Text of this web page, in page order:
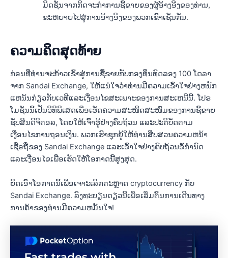
ມິດຊັ່ນຈາກກິດຈະກໍາການຊື້ຂາຍຂອງຜູ້ອ້າງອີງຂອງທ່ານ,
ຂະຫຍາຍໄປສູ່ການອ້າງອີງຂອງພວກເຂົາເຊັ່ນກັນ.
ຄວາມຄິດສຸດທ້າຍ
ກ່ອນທີ່ທ່ານຈະກ້າວເຂົ້າສູ່ການຊື້ຂາຍກັບກອງທຶນທົດລອງ 100 ໂດລາ
ຈາກ Sandai Exchange, ໃຫ້ແນ່ໃຈວ່າທ່ານມີຄວາມເຂົ້າໃຈຢ່າງຫນັກ
ແຫນ້ນກ່ຽວກັບເວທີແລະເງື່ອນໄຂສະເພາະຂອງການສະເຫນີນີ້. ໂປຣ
ໂມຊັນນີ້ເປັນວິທີພິເສດເພື່ອເຮັດຄວາມສະໜິດສະໜົມຂອງການຊື້ຂາຍ
ຊັບສິນດິຈິຕອລ, ໂດຍໃຫ້ເຈົ້າຮູ້ຢ່າງຄົບຖ້ວນ ແລະປະຕິບັດຕາມ
ເງື່ອນໄຂການຖອນເງິນ. ພວກເຮົາຊຸກຍູ້ໃຫ້ທ່ານສືບສວນຄວາມຫນ້າ
ເຊື່ອຖືຂອງ Sandai Exchange ແລະເຂົ້າໃຈຢ່າງຄົບຖ້ວນຂໍ້ກໍານົດ
ແລະເງື່ອນໄຂເພື່ອເຮັດໃຫ້ໂອກາດນີ້ສູງສຸດ.
ຍຶດເອົາໂອກາດນີ້ເພື່ອເຈາະເລິກຕະຫຼາດ cryptocurrency ກັບ
Sandai Exchange. ລົງ​ທະ​ບຽນ​ດຽວ​ນີ້​ເພື່ອ​ເລີ່ມ​ຕົ້ນ​ການ​ເດີນ​ທາງ​
ການ​ຄ້າ​ຂອງ​ທ່ານ​ມີ​ຄວາມ​ຫມັ້ນ​ໃຈ​!